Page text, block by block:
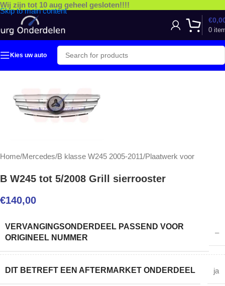
Skip to main content
Wij zijn tot 10 aug geheel gesloten!!!!
0
€
Kies uw auto
Home/Mercedes/B klasse W245 2005-2011/Plaatwerk voor
B W245 tot 5/2008 Grill sierrooster
€140,00
VERVANGINGSONDERDEEL PASSEND VOOR
ORIGINEEL NUMMER
–
DIT BETREFT EEN AFTERMARKET ONDERDEEL ja